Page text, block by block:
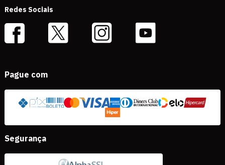
Redes Sociais
Pague com
Segurança